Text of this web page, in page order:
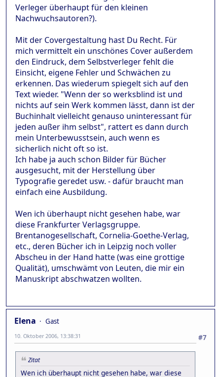
Verleger überhaupt für den kleinen
Nachwuchsautoren?).
Mit der Covergestaltung hast Du Recht. Für
mich vermittelt ein unschönes Cover außerdem
den Eindruck, dem Selbstverleger fehlt die
Einsicht, eigene Fehler und Schwächen zu
erkennen. Das wiederum spiegelt sich auf den
Text wieder. "Wenn der so werksblind ist und
nichts auf sein Werk kommen lässt, dann ist der
Buchinhalt vielleicht genauso uninteressant für
jeden außer ihm selbst", rattert es dann durch
mein Unterbewusstsein, auch wenn es
sicherlich nicht oft so ist.
Ich habe ja auch schon Bilder für Bücher
ausgesucht, mit der Herstellung über
Typografie geredet usw. - dafür braucht man
einfach eine Ausbildung.
Wen ich überhaupt nicht gesehen habe, war
diese Frankfurter Verlagsgruppe.
Brentanogesellschaft, Cornelia-Goethe-Verlag,
etc., deren Bücher ich in Leipzig noch voller
Abscheu in der Hand hatte (was eine grottige
Qualität), umschwämt von Leuten, die mir ein
Manuskript abschwatzen wollten.
Elena
Gast
#7
10. Oktober 2006, 13:38:31
Zitat
Wen ich überhaupt nicht gesehen habe, war diese